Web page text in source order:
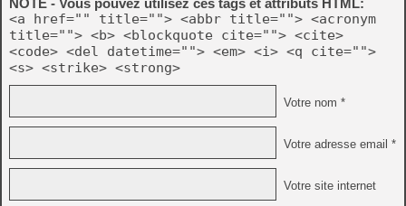
NOTE - Vous pouvez utilisez ces tags et attributs HTML:
<a href="" title=""> <abbr title=""> <acronym
title=""> <b> <blockquote cite=""> <cite>
<code> <del datetime=""> <em> <i> <q cite="">
<s> <strike> <strong>
Votre nom *
Votre adresse email *
Votre site internet